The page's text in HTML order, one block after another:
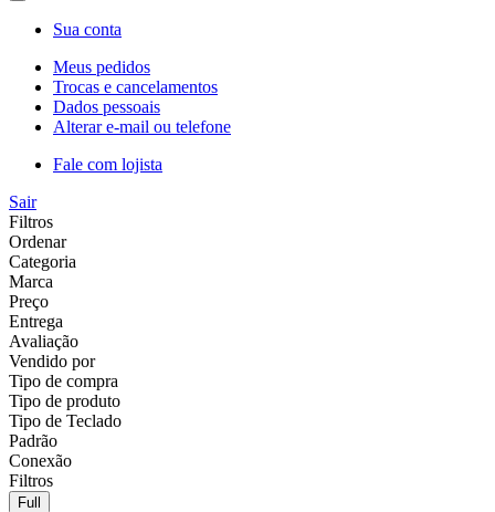
Sua conta
Meus pedidos
Trocas e cancelamentos
Dados pessoais
Alterar e-mail ou telefone
Fale com lojista
Sair
Filtros
Ordenar
Categoria
Marca
Preço
Entrega
Avaliação
Vendido por
Tipo de compra
Tipo de produto
Tipo de Teclado
Padrão
Conexão
Filtros
Full